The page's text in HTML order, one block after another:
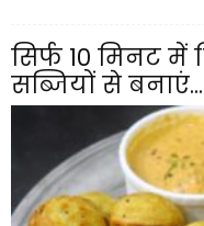
सिर्फ 10 मिनट में
सब्जियों से बनाएं...